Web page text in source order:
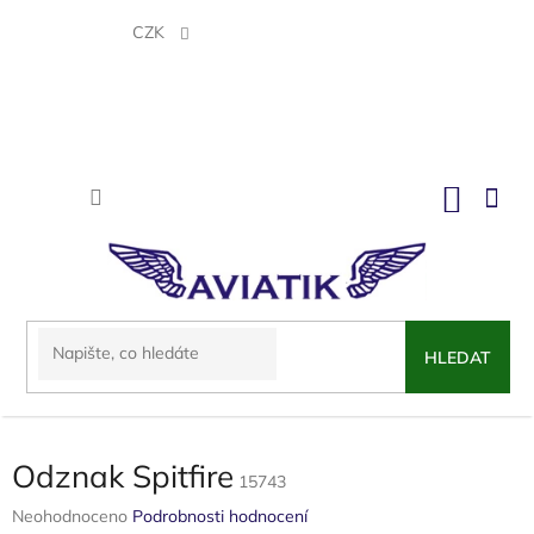
CZK
HLEDAT
Odznak Spitfire 15743
Průměrné
Neohodnoceno Podrobnosti hodnocení